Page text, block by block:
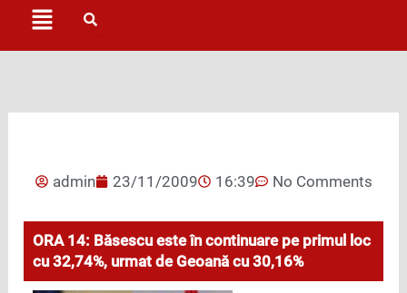
Menu
admin 23/11/2009 16:39 No Comments
ORA 14: Băsescu este în continuare pe primul loc
cu 32,74%, urmat de Geoană cu 30,16%